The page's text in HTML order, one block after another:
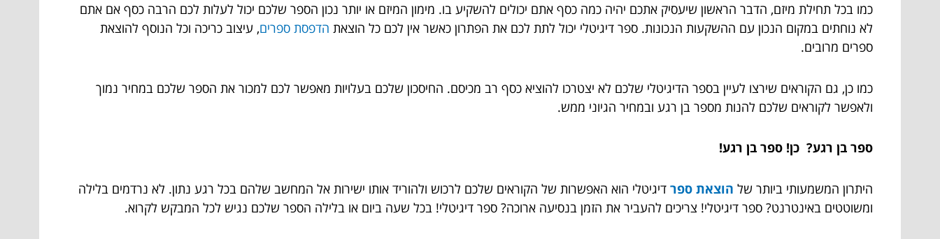
כמו בכל תחילת מיזם, הדבר הראשון שיעסיק אתכם יהיה כמה כסף אתם יכולים להשקיע בו. מימון המיזם או יותר נכון הספר שלכם יכול לעלות לכם הרבה כסף אם אתם
לא נוחתים במקום הנכון עם ההשקעות הנכונות. ספר דיגיטלי יכול לתת לכם את הפתרון כאשר אין לכם כל הוצאת הדפסת ספרים, עיצוב כריכה וכל הנוסף להוצאת
ספרים מרובים.
כמו כן, גם הקוראים שירצו לעיין בספר הדיגיטלי שלכם לא יצטרכו להוציא כסף רב מכיסם. החיסכון שלכם בעלויות מאפשר לכם למכור את הספר שלכם במחיר נמוך
ולאפשר לקוראים שלכם להנות מספר בן רגע ובמחיר הגיוני ממש.
ספר בן רגע? כן! ספר בן רגע!
היתרון המשמעותי ביותר של הוצאת ספר דיגיטלי הוא האפשרות של הקוראים שלכם לרכוש ולהוריד אותו ישירות אל המחשב שלהם בכל רגע נתון. לא נרדמים בלילה
ומשוטטים באינטרנט? ספר דיגיטלי! צריכים להעביר את הזמן בנסיעה ארוכה? ספר דיגיטלי! בכל שעה ביום או בלילה הספר שלכם נגיש לכל המבקש לקרוא.